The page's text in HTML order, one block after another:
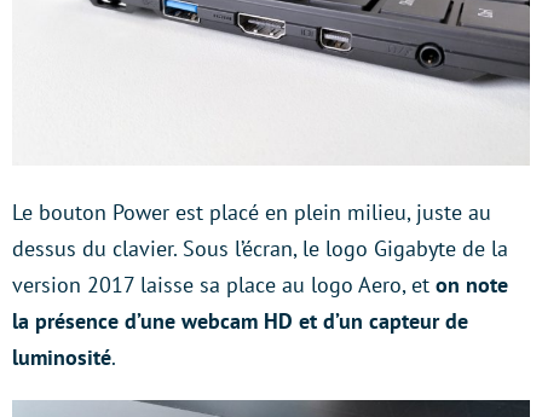
Le bouton Power est placé en plein milieu, juste au
dessus du clavier. Sous l’écran, le logo Gigabyte de la
version 2017 laisse sa place au logo Aero, et on note
la présence d’une webcam HD et d’un capteur de
luminosité.